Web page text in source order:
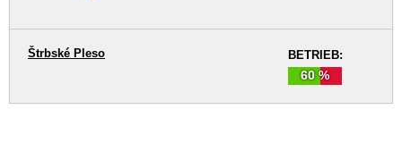
BETRIEB:
60 %
Štrbské Pleso